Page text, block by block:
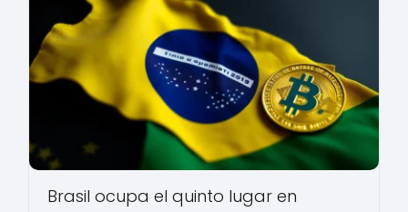
Brasil ocupa el quinto lugar en